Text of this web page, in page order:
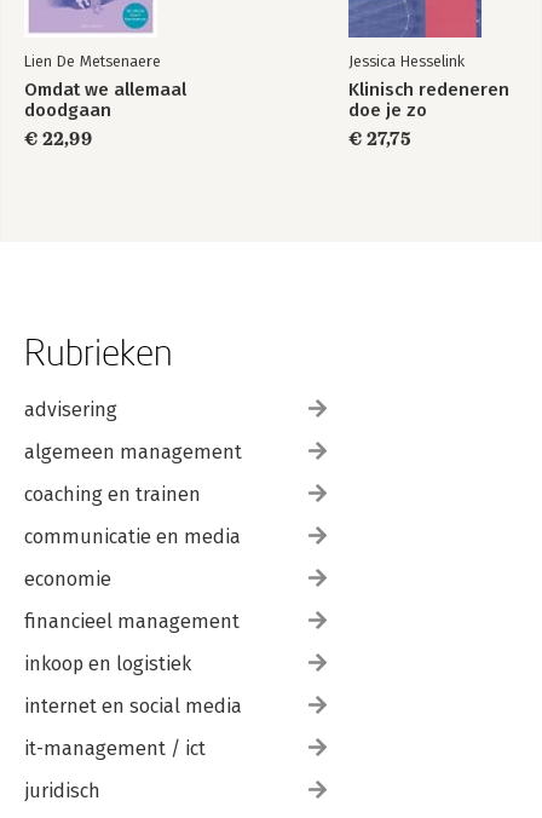
Lien De Metsenaere
Omdat we allemaal
doodgaan
€ 22,99
Jessica Hesselink
Klinisch redeneren
doe je zo
€ 27,75
Rubrieken
advisering
algemeen management
coaching en trainen
communicatie en media
economie
financieel management
inkoop en logistiek
internet en social media
it-management / ict
juridisch